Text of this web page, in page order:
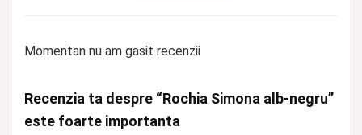
Momentan nu am gasit recenzii
Recenzia ta despre “Rochia Simona alb-negru”
este foarte importanta